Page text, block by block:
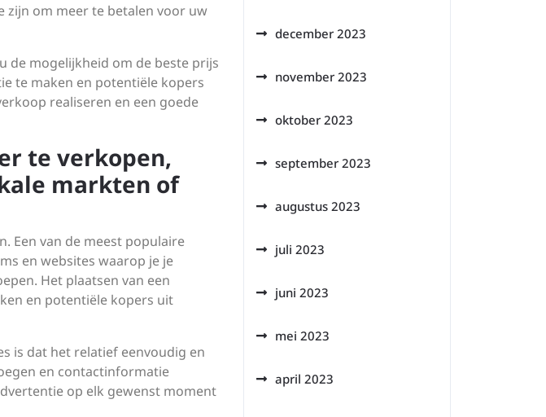
om meer te betalen voor uw
de mogelijkheid om de beste prijs
te maken en potentiële kopers
realiseren en een goede
te verkopen,
markten of
Een van de meest populaire
en websites waarop je je
Het plaatsen van een
en potentiële kopers uit
is dat het relatief eenvoudig en
en contactinformatie
op elk gewenst moment
december 2023
november 2023
oktober 2023
september 2023
augustus 2023
juli 2023
juni 2023
mei 2023
april 2023